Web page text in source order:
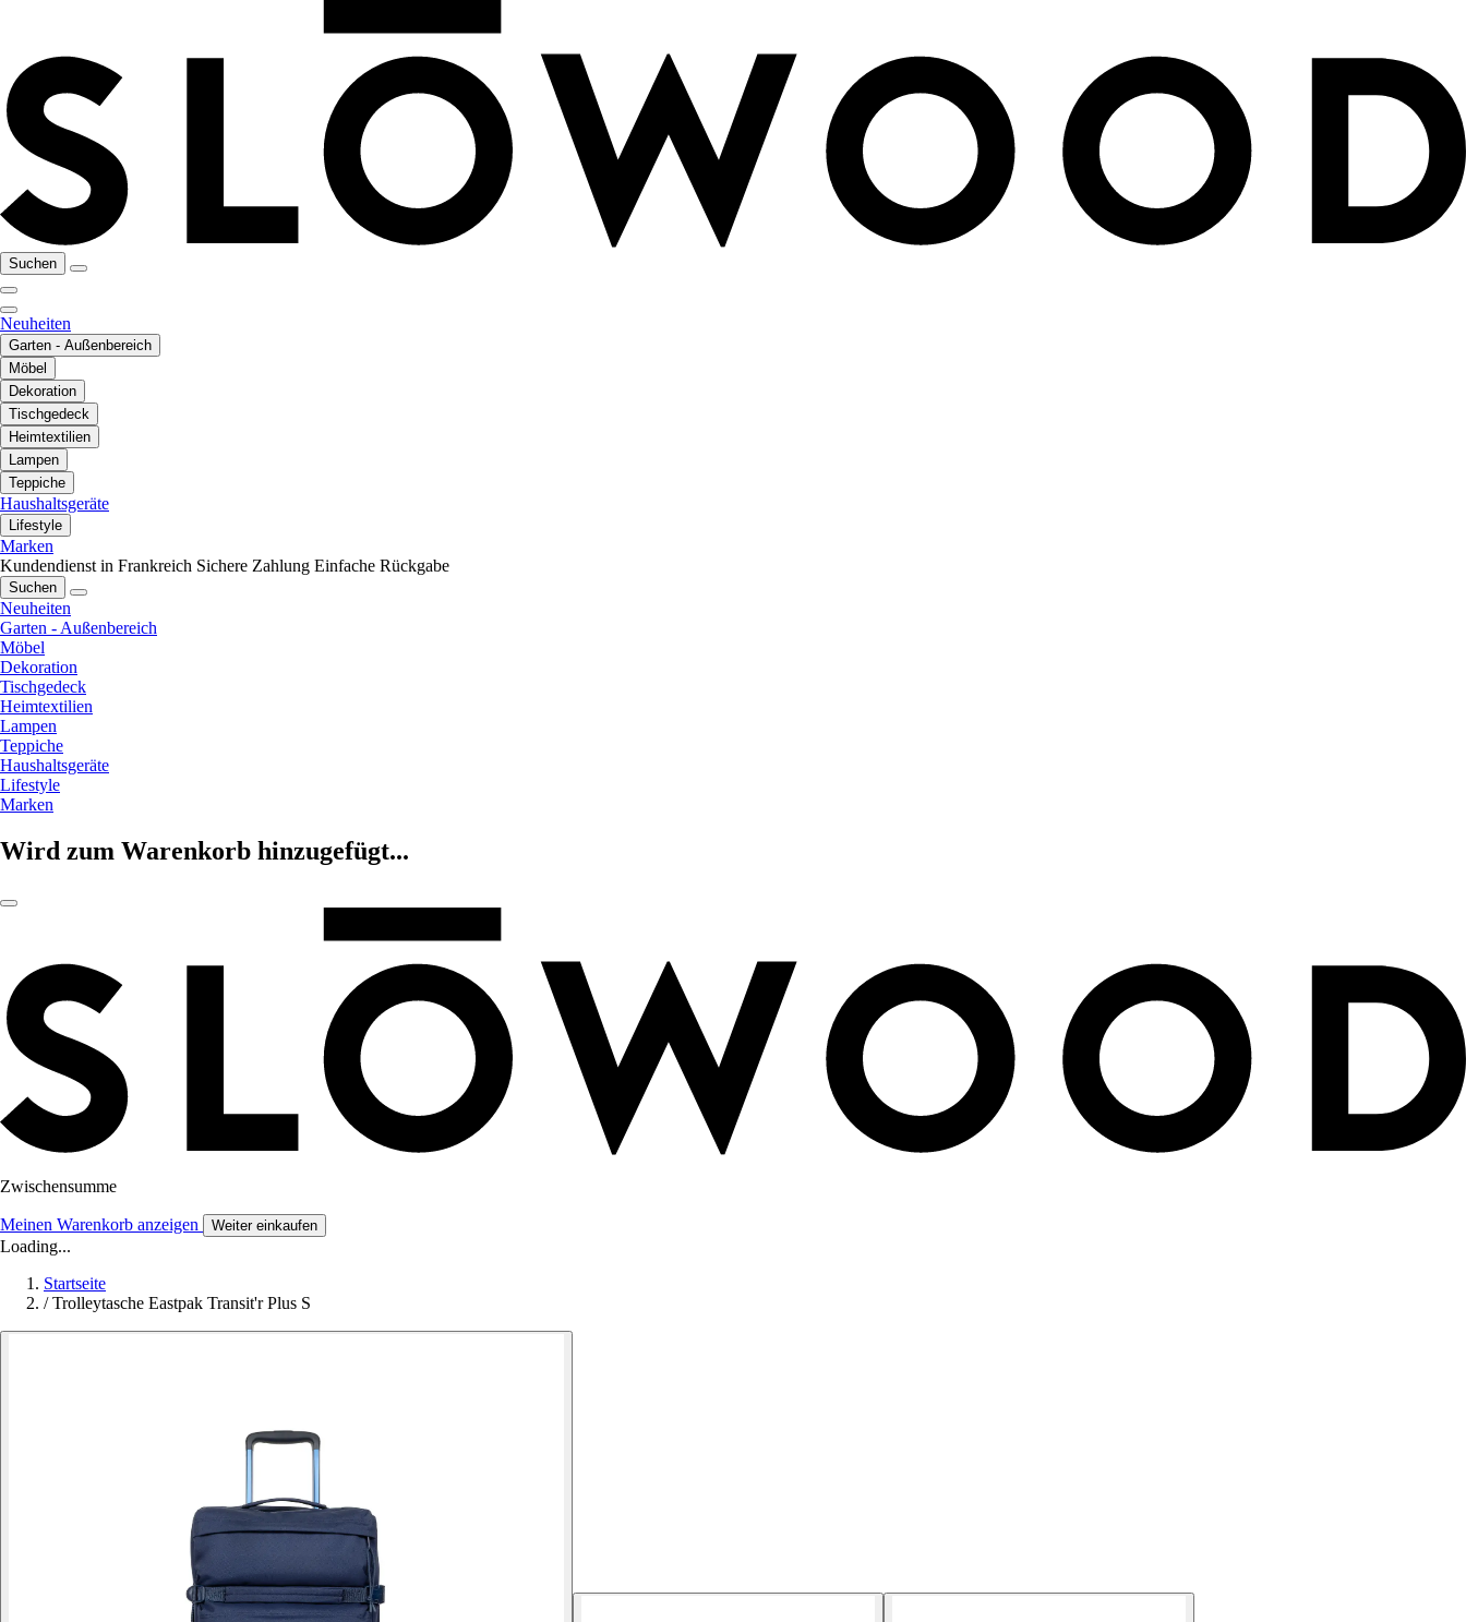
Suchen
Neuheiten
Garten - Außenbereich
Möbel
Dekoration
Tischgedeck
Heimtextilien
Lampen
Teppiche
Haushaltsgeräte
Lifestyle
Marken
Kundendienst in Frankreich Sichere Zahlung Einfache Rückgabe
Suchen
Neuheiten
Garten - Außenbereich
Möbel
Dekoration
Tischgedeck
Heimtextilien
Lampen
Teppiche
Haushaltsgeräte
Lifestyle
Marken
Wird zum Warenkorb hinzugefügt...
Zwischensumme
Meinen Warenkorb anzeigen Weiter einkaufen
Loading...
Startseite
/ Trolleytasche Eastpak Transit'r Plus S